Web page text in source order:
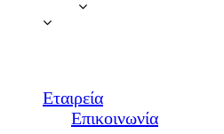
Εταιρεία
Επικοινωνία